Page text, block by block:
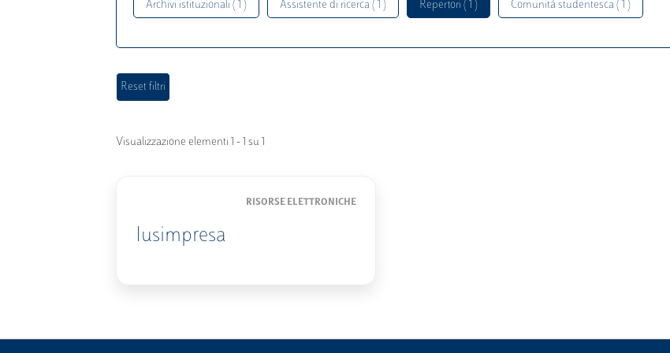
Archivi istituzionali ( 1 ) Assistente di ricerca ( 1 ) Repertori ( 1 ) Comunità studentesca ( 1 )
Visualizzazione elementi 1 - 1 su 1
RISORSE ELETTRONICHE
Iusimpresa